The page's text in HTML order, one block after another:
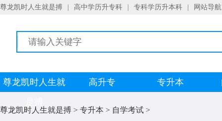
尊龙凯时人生就是搏 高中学历升专科 专科学历升本科 网站导航
尊龙凯时人生就
高升专 专升本
尊龙凯时人生就是搏 > 专升本 > 自学考试 >